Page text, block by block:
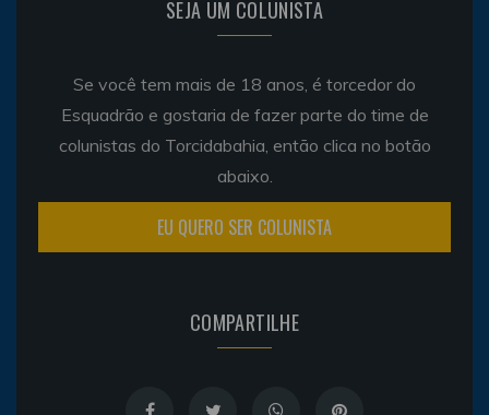
SEJA UM COLUNISTA
Se você tem mais de 18 anos, é torcedor do
Esquadrão e gostaria de fazer parte do time de
colunistas do Torcidabahia, então clica no botão
abaixo.
EU QUERO SER COLUNISTA
COMPARTILHE